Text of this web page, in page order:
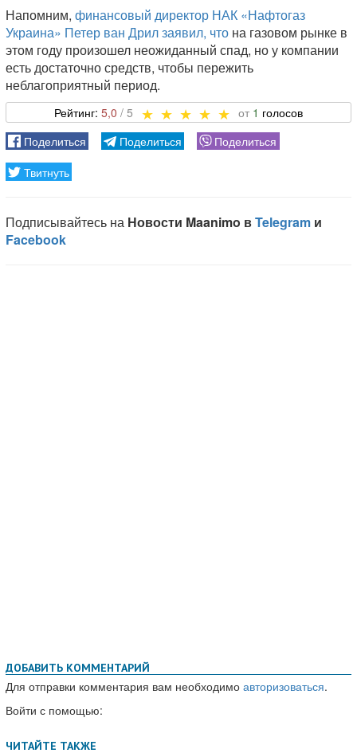
Напомним, финансовый директор НАК «Нафтогаз
Украина» Петер ван Дрил заявил, что на газовом рынке в
этом году произошел неожиданный спад, но у компании
есть достаточно средств, чтобы пережить
неблагоприятный период.
5,0 1
ДОБАВИТЬ КОММЕНТАРИЙ
Для отправки комментария вам необходимо авторизоваться.
Войти с помощью: